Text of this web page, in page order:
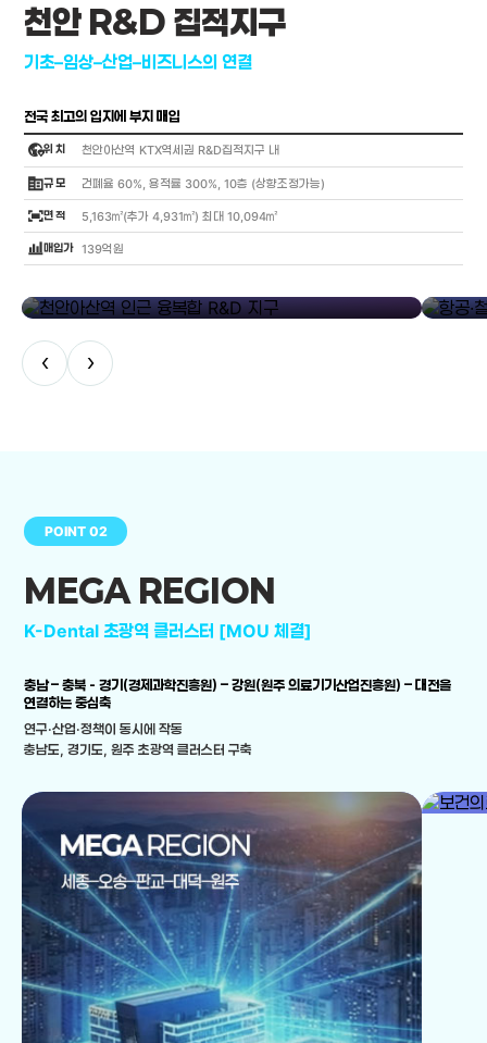
천안 R&D 집적지구
기초–임상–산업–비즈니스의 연결
전국 최고의 입지에 부지 매입
globe_location_pin위 치 천안아산역 KTX역세권 R&D집적지구 내
corporate_fare규 모 건폐율 60%, 용적률 300%, 10층 (상향조정가능)
fit_screen면 적 5,163㎡(추가 4,931㎡) 최대 10,094㎡
bar_chart_4_bars매입가 139억원
‹ ›
POINT 02
MEGA REGION
K-Dental 초광역 클러스터 [MOU 체결]
충남 – 충북 - 경기(경제과학진흥원) – 강원(원주 의료기기산업진흥원) – 대전을
연결하는 중심축
연구·산업·정책이 동시에 작동
충남도, 경기도, 원주 초광역 클러스터 구축